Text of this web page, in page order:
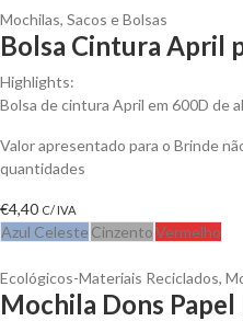
Mochilas, Sacos e Bolsas
Bolsa Cintura April
Highlights:
Bolsa de cintura April em 600D de
Valor apresentado para o Brinde
quantidades
€4,40 C/ IVA
Azul Celeste CinzentoVermelho
Ecológicos-Materiais Reciclados,
Mochila Dons